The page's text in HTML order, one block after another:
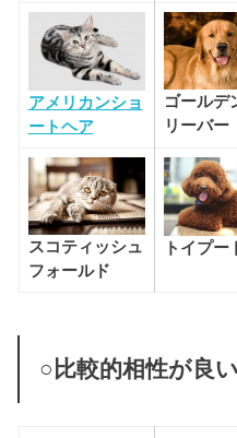
アメリカンショ
ートヘア
ゴールデ
リーバー
スコティッシュ
フォールド
トイプー
○比較的相性が良